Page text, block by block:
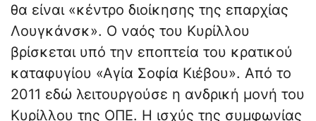
θα είναι «κέντρο διοίκησης της επαρχίας
Λουγκάνσκ». Ο ναός του Κυρίλλου
βρίσκεται υπό την εποπτεία του κρατικού
καταφυγίου «Αγία Σοφία Κιέβου». Από το
2011 εδώ λειτουργούσε η ανδρική μονή του
Κυρίλλου της ΟΠΕ. Η ισχύς της συμφωνίας